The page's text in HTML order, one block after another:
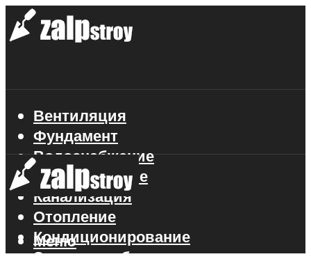
Вентиляция
Фундамент
Водоснабжение
Газоснабжение
Канализация
Отопление
Кондиционирование
Электроснабжение
Меню